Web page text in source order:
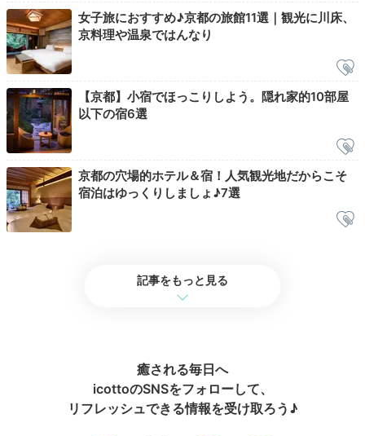
芯まで癒されて
しもあるので、ひとり優雅にビューティーチャージも
◎。その後は心地よいシモンズベッドで夢の中へ…。
2日目
女子旅におすすめ♪京都の旅館11選｜観光に川床、
京料理や温泉ではんなり
【京都】小宿でほっこりしよう。隠れ家的10部屋
以下の宿6選
京都の穴場的ホテル＆宿！人気観光地だからこそ
宿泊はゆっくりしましょ♪7選
記事をもっと見る
癒される毎日へ
icottoのSNSをフォローして、
リフレッシュできる情報を受け取ろう♪